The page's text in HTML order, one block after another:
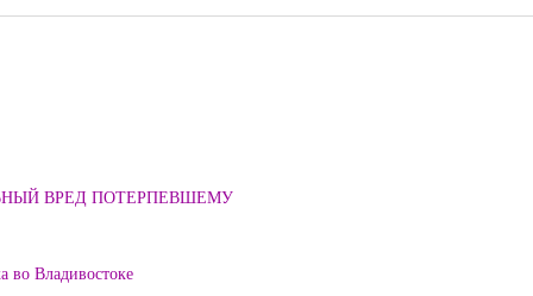
ВРЕД ПОТЕРПЕВШЕМУ
во Владивостоке